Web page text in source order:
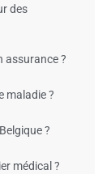
des
assurance ?
maladie ?
?
médical ?